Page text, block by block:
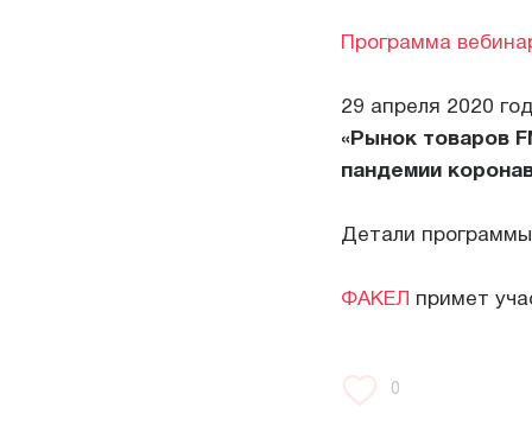
Программа
29 апреля 2020
«Рынок товаров
пандемии
Детали
ФАКЕЛ примет
0